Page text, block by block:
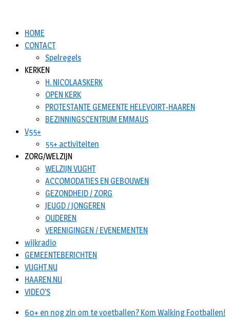
HOME
CONTACT
Spelregels
KERKEN
H. NICOLAASKERK
OPEN KERK
PROTESTANTE GEMEENTE HELEVOIRT-HAAREN
BEZINNINGSCENTRUM EMMAUS
V55+
55+ activiteiten
ZORG/WELZIJN
WELZIJN VUGHT
ACCOMODATIES EN GEBOUWEN
GEZONDHEID / ZORG
JEUGD / JONGEREN
OUDEREN
VERENIGINGEN / EVENEMENTEN
wijkradio
GEMEENTEBERICHTEN
VUGHT.NU
HAAREN.NU
VIDEO’S
60+ en nog zin om te voetballen? Kom Walking Footballen!